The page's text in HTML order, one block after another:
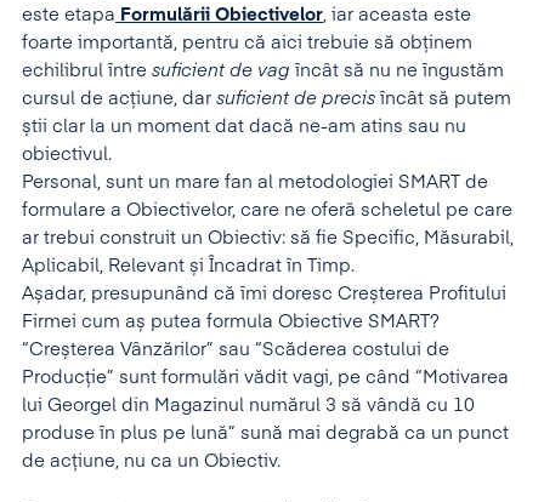
este etapa Formulării Obiectivelor , iar aceasta este
foarte importantă, pentru că aici trebuie să obținem
echilibrul între suficient de vag încât să nu ne îngustăm
cursul de acțiune, dar suficient de precis încât să putem
știi clar la un moment dat dacă ne-am atins sau nu
obiectivul.
Personal, sunt un mare fan al metodologiei SMART de
formulare a Obiectivelor, care ne oferă scheletul pe care
ar trebui construit un Obiectiv: să fie Specific, Măsurabil,
Aplicabil, Relevant și Încadrat în Timp.
Așadar, presupunând că îmi doresc Creșterea Profitului
Firmei cum aș putea formula Obiective SMART?
“Creșterea Vânzărilor” sau “Scăderea costului de
Producție” sunt formulări vădit vagi, pe când “Motivarea
lui Georgel din Magazinul numărul 3 să vândă cu 10
produse în plus pe lună” sună mai degrabă ca un punct
de acțiune, nu ca un Obiectiv.